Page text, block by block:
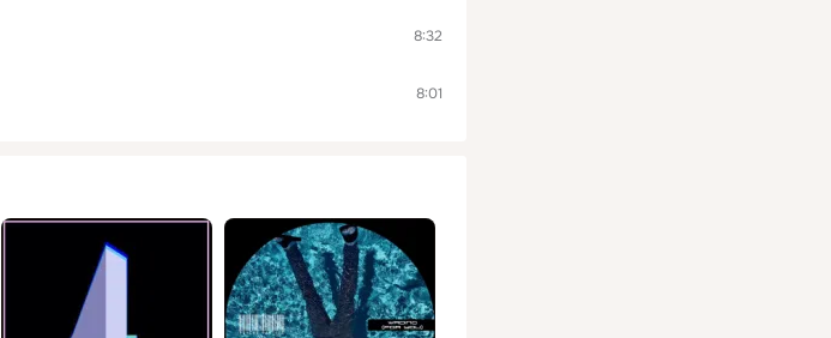
8:32
8:01